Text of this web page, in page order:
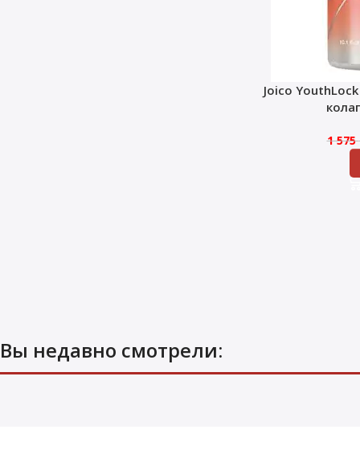
Joico
1 575
Вы недавно смотрели: